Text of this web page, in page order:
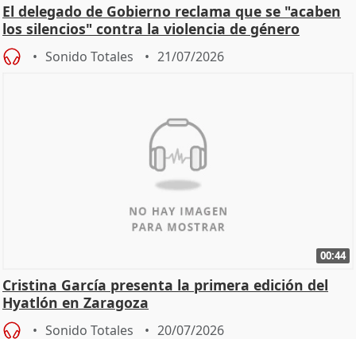
El delegado de Gobierno reclama que se "acaben
los silencios" contra la violencia de género
Sonido Totales 21/07/2026
00:44
Cristina García presenta la primera edición del
Hyatlón en Zaragoza
Sonido Totales 20/07/2026